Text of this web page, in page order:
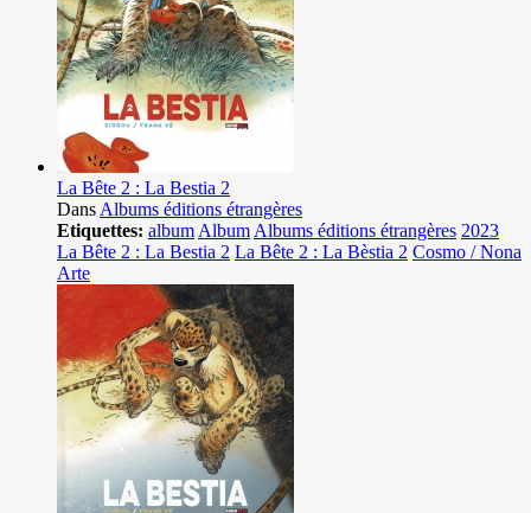
La Bête 2 : La Bestia 2
Dans Albums éditions étrangères
Etiquettes: album Album Albums éditions étrangères 2023
La Bête 2 : La Bestia 2 La Bête 2 : La Bèstia 2 Cosmo / Nona
Arte